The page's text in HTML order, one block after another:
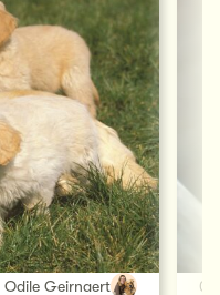
Odile Geirnaert 07